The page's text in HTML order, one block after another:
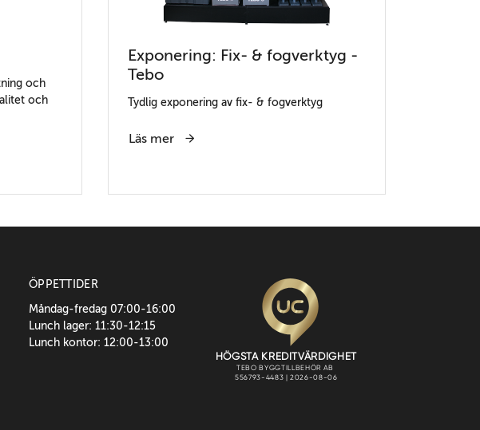
och
och
Exponering: Fix- & fogverktyg -
Tebo
Tydlig exponering av fix- & fogverktyg
Läs mer
ÖPPETTIDER
Måndag-fredag 07:00-16:00
Lunch lager: 11:30-12:15
Lunch kontor: 12:00-13:00